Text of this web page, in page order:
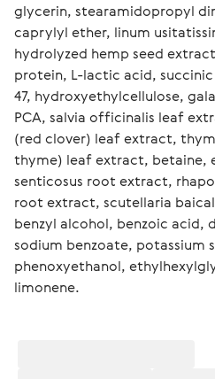
glycerin, stearamidopropyl
caprylyl ether, linum
hydrolyzed hemp seed
protein, L-lactic acid,
47, hydroxyethylcellulose,
PCA, salvia officinalis leaf
(red clover) leaf extract,
thyme) leaf extract, betaine,
senticosus root extract,
root extract, scutellaria
benzyl alcohol, benzoic acid,
sodium benzoate, potassium
phenoxyethanol,
limonene.